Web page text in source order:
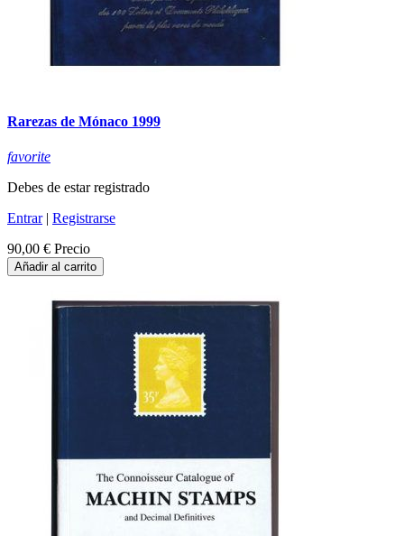
Rarezas de Mónaco 1999
favorite
Debes de estar registrado
Entrar| Registrarse
90,00 € Precio
Añadir al carrito